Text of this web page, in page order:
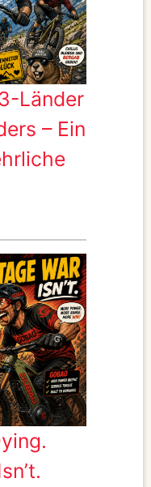
Länder
– Ein